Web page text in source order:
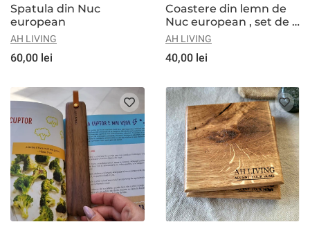
Spatula din Nuc
european
AH LIVING
60,00 lei
Coastere din lemn de
Nuc european , set de 2
bucati
AH LIVING
40,00 lei